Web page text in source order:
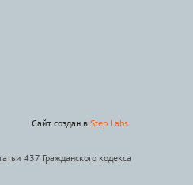
Сайт создан в Step Labs
437 Гражданского кодекса